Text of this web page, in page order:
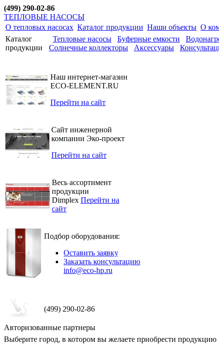
(499) 290-02-86
ТЕПЛОВЫЕ НАСОСЫ
О тепловых насосах Каталог продукции Наши объекты О
Каталог
продукции
Тепловые насосы Буферные емкости
Солнечные коллекторы
Аксессуары
Наш интернет-магазин
ECO-ELEMENT.RU
Перейти на сайт
Сайт инженерной
компании Эко-проект
Перейти на сайт
Весь ассортимент
продукции
Dimplex Перейти на
сайт
Подбор оборудования:
Оставить заявку
Заказать консультацию
info@eco-hp.ru
(499) 290-02-86
Авторизованные партнеры
Выберите город, в котором вы желаете приобрести продукцию